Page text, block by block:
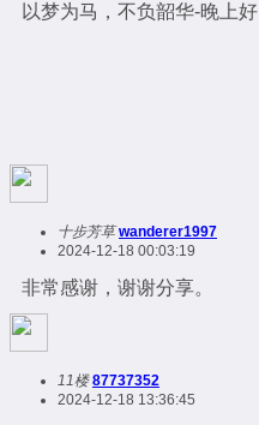
以梦为马，不负韶华-晚上好
十步芳草 wanderer1997
2024-12-18 00:03:19
非常感谢，谢谢分享。
11楼 87737352
2024-12-18 13:36:45